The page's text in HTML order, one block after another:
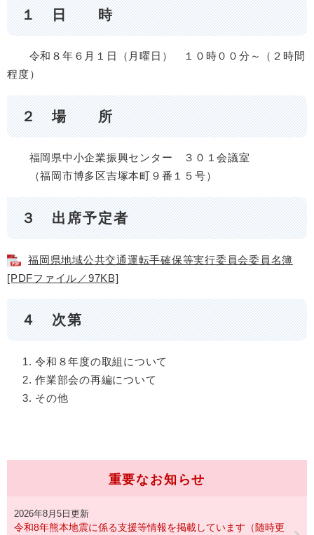
１ 日 時
令和８年６月１日（月曜日） １０時００分～（２時間
程度）
２ 場 所
福岡県中小企業振興センター ３０１会議室
（福岡市博多区吉塚本町９番１５号）
３ 出席予定者
福岡県地域公共交通運転手確保等実行委員会委員名簿
[PDFファイル／97KB]
４ 次第
令和８年度の取組について
作業部会の再編について
その他
重要なお知らせ
2026年8月5日更新
令和8年熊本地震に係る支援等情報を掲載しています（随時更